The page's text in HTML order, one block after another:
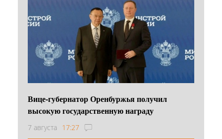
Вице-губернатор Оренбуржья получил
высокую государственную награду
7 августа 17:27